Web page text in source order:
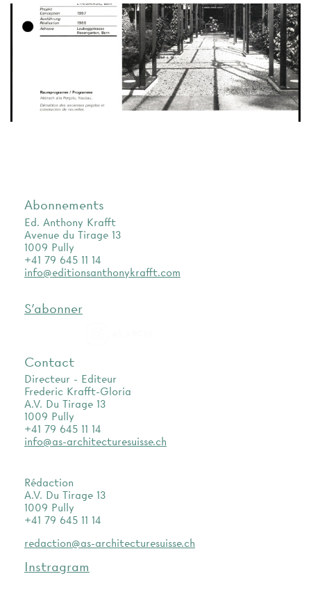
Abonnements
Ed. Anthony Krafft
Avenue du Tirage 13
1009 Pully
+41 79 645 11 14
info@editionsanthonykrafft.com
S'abonner
Contact
Directeur - Editeur
Frederic Krafft-Gloria
A.V. Du Tirage 13
1009 Pully
+41 79 645 11 14
info@as-architecturesuisse.ch
Rédaction
A.V. Du Tirage 13
1009 Pully
+41 79 645 11 14
redaction@as-architecturesuisse.ch
Instragram